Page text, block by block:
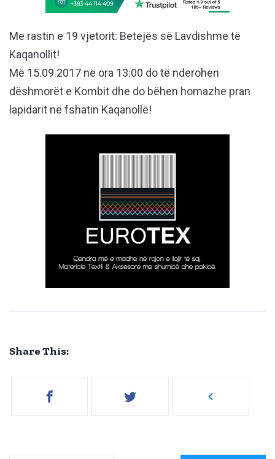
Me rastin e 19 vjetorit: Betejës së Lavdishme të
Kaqanollit!
Më 15.09.2017 në ora 13:00 do të nderohen
dëshmorët e Kombit dhe do bëhen homazhe pran
lapidarit në fshatin Kaqanollë!
Share This: